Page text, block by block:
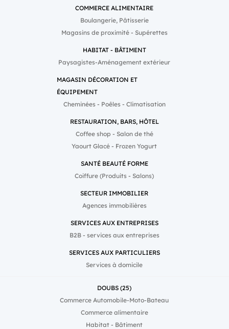
COMMERCE ALIMENTAIRE
Boulangerie, Pâtisserie
Magasins de proximité - Supérettes
HABITAT - BÂTIMENT
Paysagistes-Aménagement extérieur
MAGASIN DÉCORATION ET
ÉQUIPEMENT
Cheminées - Poêles - Climatisation
RESTAURATION, BARS, HÔTEL
Coffee shop - Salon de thé
Yaourt Glacé - Frozen Yogurt
SANTÉ BEAUTÉ FORME
Coiffure (Produits - Salons)
SECTEUR IMMOBILIER
Agences immobilières
SERVICES AUX ENTREPRISES
B2B - services aux entreprises
SERVICES AUX PARTICULIERS
Services à domicile
DOUBS (25)
Commerce Automobile-Moto-Bateau
Commerce alimentaire
Habitat - Bâtiment